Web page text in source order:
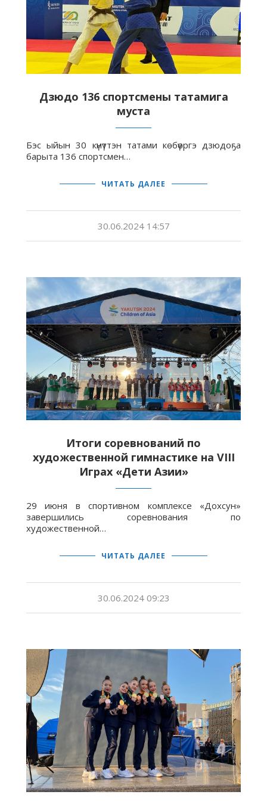
Дзюдо 136 спортсмены татамига
муста
Бэс ыйын 30 күнүттэн татами көбүөргэ дзюдоҕа
барыта 136 спортсмен…
ЧИТАТЬ ДАЛЕЕ
30.06.2024 14:57
Итоги соревнований по
художественной гимнастике на VIII
Играх «Дети Азии»
29 июня в спортивном комплексе «Дохсун»
завершились соревнования по
художественной…
ЧИТАТЬ ДАЛЕЕ
30.06.2024 09:23